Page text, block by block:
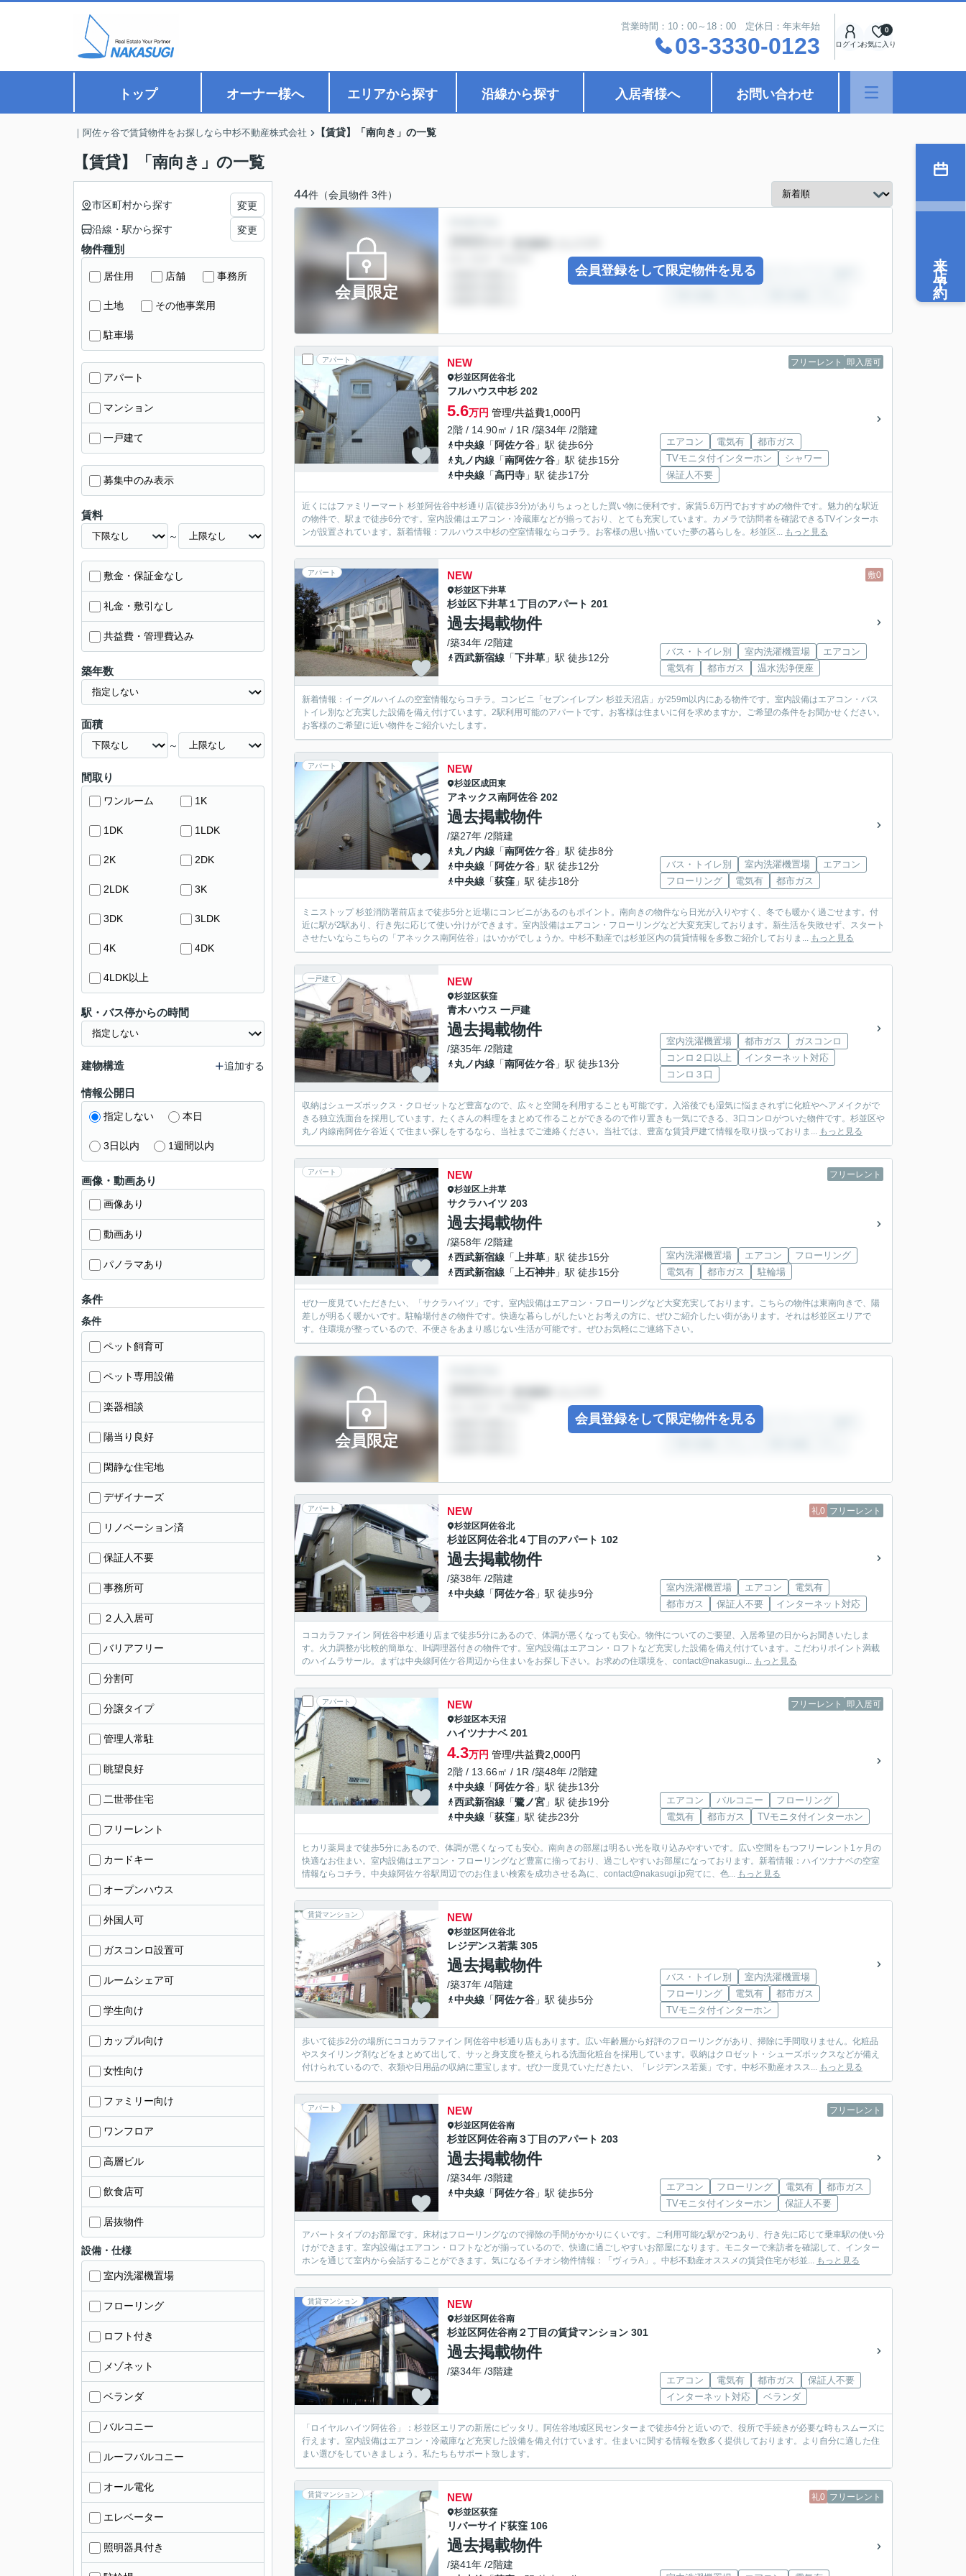
営業時間：10：00～18：00 定休日：年末年始
03-3330-0123 ログインお気に入り
0
トップ オーナー様へ エリアから探す 沿線から探す 入居者様へ お問い合わせ
｜阿佐ヶ谷で賃貸物件をお探しなら中杉不動産株式会社 【賃貸】「南向き」の一覧
【賃貸】「南向き」の一覧
44件（会員物件 3件）
会員限定
会員登録をして限定物件を見る
アパート フリーレント 即入居可
NEW
杉並区阿佐谷北
フルハウス中杉 202
5.6万円 管理/共益費1,000円
2階 / 14.90㎡ / 1R /築34年 /2階建
中央線 「 阿佐ケ谷 」駅 徒歩6分
丸ノ内線 「南阿佐ケ谷 」駅 徒歩15分
中央線 「高円寺 」駅 徒歩17分
エアコン 電気有
都市ガス
TVモニタ付インターホン
シャワー
保証人不要
近くにはファミリーマート 杉並阿佐谷中杉通り店(徒歩3分)がありちょっとした買い物に便利です。家賃5.6万円でおすすめの物件です。魅力的な駅近
の物件で、駅まで徒歩6分です。室内設備はエアコン・冷蔵庫などが揃っており、とても充実しています。カメラで訪問者を確認できるTVインターホ
ンが設置されています。新着情報：フルハウス中杉の空室情報ならコチラ。お客様の思い描いていた夢の暮らしを。杉並区... もっと見る
アパート 敷0
NEW
杉並区下井草
杉並区下井草１丁目のアパート 201
過去掲載物件
/築34年 /2階建
西武新宿線 「下井草 」駅 徒歩12分
バス・トイレ別 室内洗濯機置場
エアコン
電気有
都市ガス 温水洗浄便座
新着情報：イーグルハイムの空室情報ならコチラ。コンビニ「セブンイレブン 杉並天沼店」が259m以内にある物件です。室内設備はエアコン・バス
トイレ別など充実した設備を備え付けています。2駅利用可能のアパートです。お客様は住まいに何を求めますか。ご希望の条件をお聞かせください。
お客様のご希望に近い物件をご紹介いたします。
アパート NEW
杉並区成田東
アネックス南阿佐谷 202
過去掲載物件
/築27年 /2階建
丸ノ内線 「南阿佐ケ谷 」駅 徒歩8分
中央線 「 阿佐ケ谷 」駅 徒歩12分
中央線 「荻窪 」駅 徒歩18分
バス・トイレ別 室内洗濯機置場
エアコン
フローリング
電気有 都市ガス
ミニストップ 杉並消防署前店まで徒歩5分と近場にコンビニがあるのもポイント。南向きの物件なら日光が入りやすく、冬でも暖かく過ごせます。付
近に駅が2駅あり、行き先に応じて使い分けができます。室内設備はエアコン・フローリングなど大変充実しております。新生活を失敗せず、スタート
させたいならこちらの「アネックス南阿佐谷」はいかがでしょうか。中杉不動産では杉並区内の賃貸情報を多数ご紹介しておりま... もっと見る
一戸建て NEW
杉並区荻窪
青木ハウス 一戸建
過去掲載物件
/築35年 /2階建
丸ノ内線 「南阿佐ケ谷 」駅 徒歩13分
室内洗濯機置場 都市ガス
ガスコンロ
コンロ２口以上
インターネット対応
コンロ３口
収納はシューズボックス・クロゼットなど豊富なので、広々と空間を利用することも可能です。入浴後でも湿気に悩まされずに化粧やヘアメイクがで
きる独立洗面台を採用しています。たくさんの料理をまとめて作ることができるので作り置きも一気にできる、3口コンロがついた物件です。杉並区や
丸ノ内線南阿佐ケ谷近くで住まい探しをするなら、当社までご連絡ください。当社では、豊富な賃貸戸建て情報を取り扱っておりま... もっと見る
アパート フリーレント
NEW
杉並区上井草
サクラハイツ 203
過去掲載物件
/築58年 /2階建
西武新宿線 「 上井草 」駅 徒歩15分
西武新宿線 「 上石神井 」駅 徒歩15分
室内洗濯機置場 エアコン
フローリング
電気有
都市ガス 駐輪場
ぜひ一度見ていただきたい、「サクラハイツ」です。室内設備はエアコン・フローリングなど大変充実しております。こちらの物件は東南向きで、陽
差しが明るく暖かいです。駐輪場付きの物件です。快適な暮らしがしたいとお考えの方に、ぜひご紹介したい街があります。それは杉並区エリアで
す。住環境が整っているので、不便さをあまり感じない生活が可能です。ぜひお気軽にご連絡下さい。
会員限定
会員登録をして限定物件を見る
アパート 礼0 フリーレント
NEW
杉並区阿佐谷北
杉並区阿佐谷北４丁目のアパート 102
過去掲載物件
/築38年 /2階建
中央線 「 阿佐ケ谷 」駅 徒歩9分
室内洗濯機置場 エアコン
電気有
都市ガス
保証人不要 インターネット対応
ココカラファイン 阿佐谷中杉通り店まで徒歩5分にあるので、体調が悪くなっても安心。物件についてのご要望、入居希望の日からお聞きいたしま
す。火力調整が比較的簡単な、IH調理器付きの物件です。室内設備はエアコン・ロフトなど充実した設備を備え付けています。こだわりポイント満載
のハイムラサール。まずは中央線阿佐ケ谷周辺から住まいをお探し下さい。お求めの住環境を、contact@nakasugi... もっと見る
アパート フリーレント 即入居可
NEW
杉並区本天沼
ハイツナナベ 201
4.3万円 管理/共益費2,000円
2階 / 13.66㎡ / 1R /築48年 /2階建
中央線 「 阿佐ケ谷 」駅 徒歩13分
西武新宿線 「鷺ノ宮 」駅 徒歩19分
中央線 「荻窪 」駅 徒歩23分
エアコン バルコニー
フローリング
電気有
都市ガス TVモニタ付インターホン
ヒカリ薬局まで徒歩5分にあるので、体調が悪くなっても安心。南向きの部屋は明るい光を取り込みやすいです。広い空間をもつフリーレント1ヶ月の
快適なお住まい。室内設備はエアコン・フローリングなど豊富に揃っており、過ごしやすいお部屋になっております。新着情報：ハイツナナベの空室
情報ならコチラ。中央線阿佐ケ谷駅周辺でのお住まい検索を成功させる為に、contact@nakasugi.jp宛てに、色... もっと見る
賃貸マンション NEW
杉並区阿佐谷北
レジデンス若葉 305
過去掲載物件
/築37年 /4階建
中央線 「 阿佐ケ谷 」駅 徒歩5分
バス・トイレ別
室内洗濯機置場
フローリング
電気有
都市ガス
TVモニタ付インターホン
歩いて徒歩2分の場所にココカラファイン 阿佐谷中杉通り店もあります。広い年齢層から好評のフローリングがあり、掃除に手間取りません。化粧品
やスタイリング剤などをまとめて出して、サッと身支度を整えられる洗面化粧台を採用しています。収納はクロゼット・シューズボックスなどが備え
付けられているので、衣類や日用品の収納に重宝します。ぜひ一度見ていただきたい、「レジデンス若葉」です。中杉不動産オスス... もっと見る
アパート フリーレント
NEW
杉並区阿佐谷南
杉並区阿佐谷南３丁目のアパート 203
過去掲載物件
/築34年 /3階建
中央線 「 阿佐ケ谷 」駅 徒歩5分
エアコン フローリング 電気有
都市ガス
TVモニタ付インターホン
保証人不要
アパートタイプのお部屋です。床材はフローリングなので掃除の手間がかかりにくいです。ご利用可能な駅が2つあり、行き先に応じて乗車駅の使い分
けができます。室内設備はエアコン・ロフトなどが揃っているので、快適に過ごしやすいお部屋になります。モニターで来訪者を確認して、インター
ホンを通じて室内から会話することができます。気になるイチオシ物件情報：「ヴィラA」。中杉不動産オススメの賃貸住宅が杉並... もっと見る
賃貸マンション NEW
杉並区阿佐谷南
杉並区阿佐谷南２丁目の賃貸マンション 301
過去掲載物件
/築34年 /3階建
エアコン 電気有 都市ガス
保証人不要
インターネット対応
ベランダ
「ロイヤルハイツ阿佐谷」：杉並区エリアの新居にピッタリ。阿佐谷地域区民センターまで徒歩4分と近いので、役所で手続きが必要な時もスムーズに
行えます。室内設備はエアコン・冷蔵庫など充実した設備を備え付けています。住まいに関する情報を数多く提供しております。より自分に適した住
まい選びをしていきましょう。私たちもサポート致します。
賃貸マンション 礼0 フリーレント
NEW
杉並区荻窪
リバーサイド荻窪 106
過去掲載物件
/築41年 /2階建
市区町村から探す 変更
沿線・駅から探す 変更
物件種別
居住用 店舗 事務所
土地 その他事業用
駐車場
アパート
マンション
一戸建て
募集中のみ表示
賃料
～
敷金・保証金なし
礼金・敷引なし
共益費・管理費込み
築年数
面積
～
間取り
ワンルーム 1K
1DK 1LDK
2K 2DK
2LDK 3K
3DK 3LDK
4K 4DK
4LDK以上
駅・バス停からの時間
建物構造 追加する
情報公開日
指定しない 本日
3日以内 1週間以内
画像・動画あり
画像あり
動画あり
パノラマあり
条件
条件
ペット飼育可
ペット専用設備
楽器相談
陽当り良好
閑静な住宅地
デザイナーズ
リノベーション済
保証人不要
事務所可
２人入居可
バリアフリー
分割可
分譲タイプ
管理人常駐
眺望良好
二世帯住宅
フリーレント
カードキー
オープンハウス
外国人可
ガスコンロ設置可
ルームシェア可
学生向け
カップル向け
女性向け
ファミリー向け
ワンフロア
高層ビル
飲食店可
居抜物件
設備・仕様
室内洗濯機置場
フローリング
ロフト付き
メゾネット
ベランダ
バルコニー
ルーフバルコニー
オール電化
エレベーター
照明器具付き
来店予約